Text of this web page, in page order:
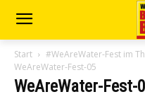
Start
#WeAreWater-Fest im
WeAreWater-Fest-05
WeAreWater-Fest-